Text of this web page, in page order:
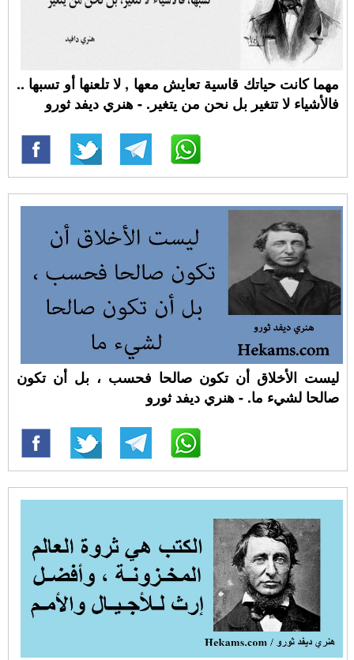
مهما كانت حياتك قاسية تعايش معها , لا تلعنها أو تسبها ..
فالأشياء لا تتغير بل نحن من يتغير. - هنري ديفد ثورو
ليست الأخلاق أن تكون صالحا فحسب ، بل أن تكون
صالحا لشيء ما. - هنري ديفد ثورو